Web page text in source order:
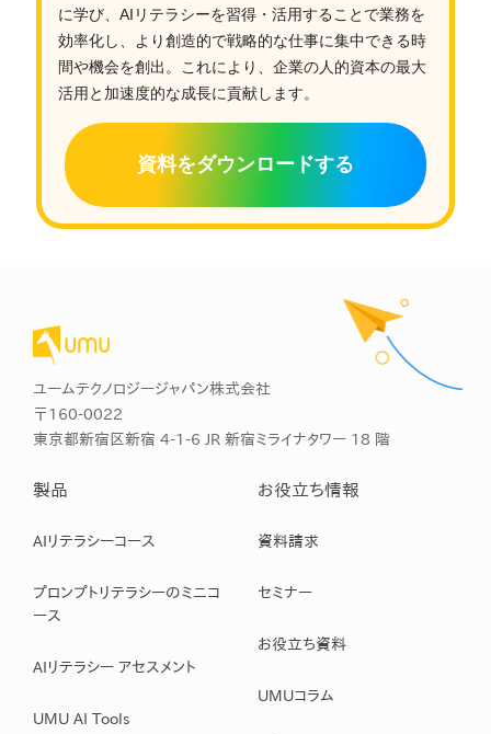
に学び、AIリテラシーを習得・活用することで業務を
効率化し、より創造的で戦略的な仕事に集中できる時
間や機会を創出。これにより、企業の人的資本の最大
活用と加速度的な成長に貢献します。
資料をダウンロードする
ユームテクノロジージャパン株式会社
〒160-0022
東京都新宿区新宿 4-1-6 JR 新宿ミライナタワー 18 階
製品
AIリテラシーコース
プロンプトリテラシーのミニコ
ース
AIリテラシー アセスメント
UMU AI Tools
お役立ち情報
資料請求
セミナー
お役立ち資料
UMUコラム